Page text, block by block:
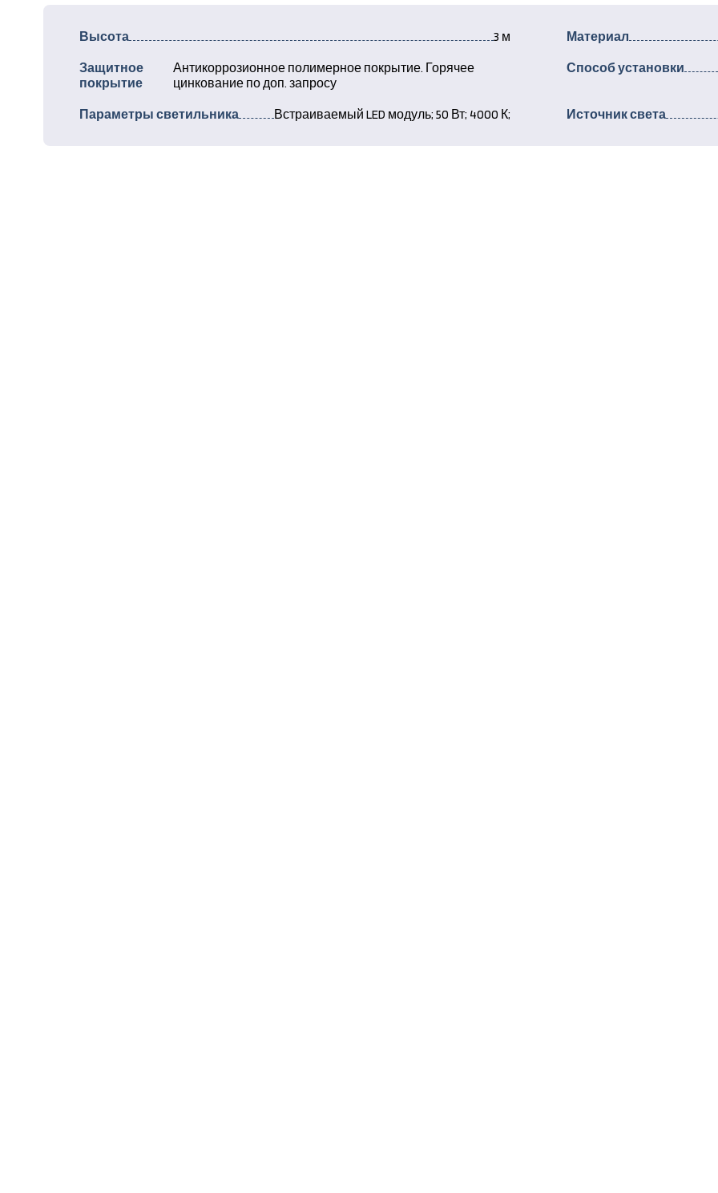
Высота 3 м Материал
Защитное
покрытие
Антикоррозионное полимерное покрытие. Горячее
цинкование по доп. запросу
Способ установки
Параметры светильника Встраиваемый LED модуль; 50 Вт; 4000 К; Источник света